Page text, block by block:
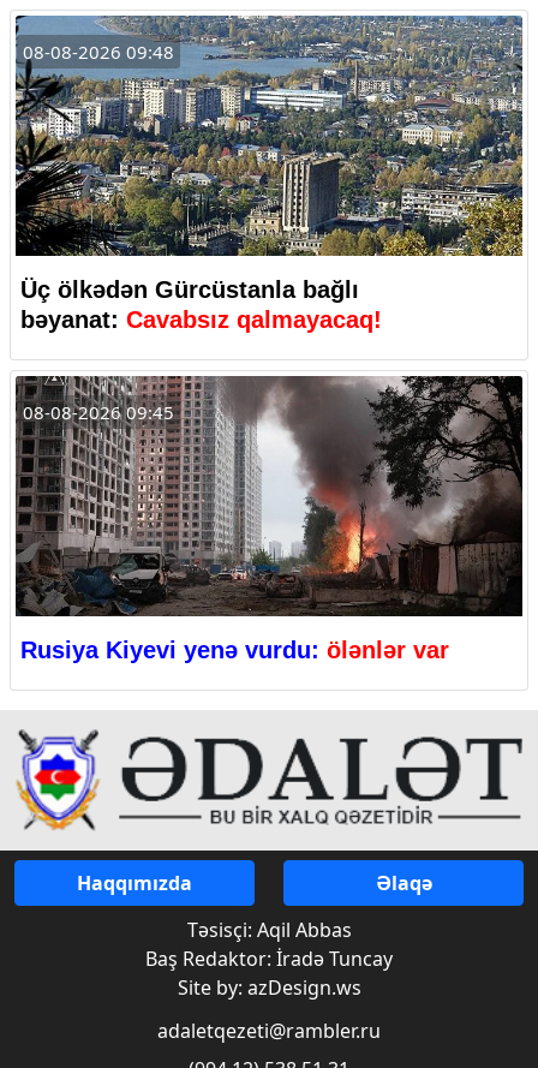
08-08-2026 09:48
Üç ölkədən Gürcüstanla bağlı
bəyanat: Cavabsız qalmayacaq!
08-08-2026 09:45
Rusiya Kiyevi yenə vurdu: ölənlər var
Haqqımızda
Əlaqə
Təsisçi: Aqil Abbas
Baş Redaktor: İradə Tuncay
Site by: azDesign.ws
adaletqezeti@rambler.ru